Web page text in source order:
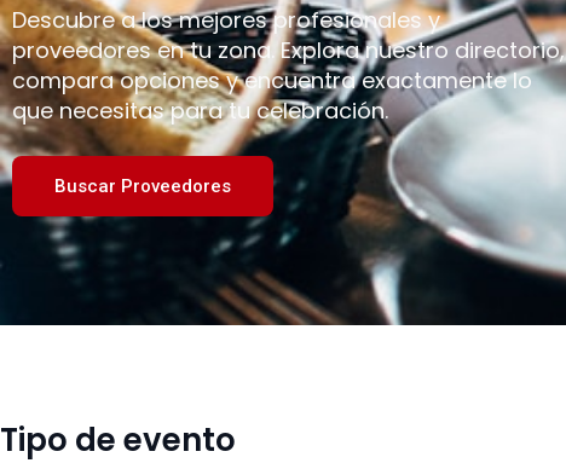
Descubre a los mejores profesionales y
proveedores en tu zona. Explora nuestro directorio,
compara opciones y encuentra exactamente lo
que necesitas para tu celebración.
Buscar Proveedores
Tipo de evento